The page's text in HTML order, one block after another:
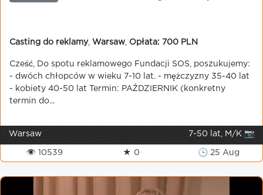
Casting do reklamy, Warsaw Opłata: 700 PLN
Cześć, Do spotu reklamowego Fundacji SOS, poszukujemy:
- dwóch chłopców w wieku 7-10 lat. - mężczyzny 35-40 lat
- kobiety 40-50 lat Termin: PAŹDZIERNIK (konkretny
termin do...
Warsaw 7-50 lat, M/K 📷
👁 10539 ★ 0 🕒 25 Aug